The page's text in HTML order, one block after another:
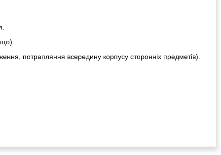
потрапляння всередину корпусу сторонніх предметів).